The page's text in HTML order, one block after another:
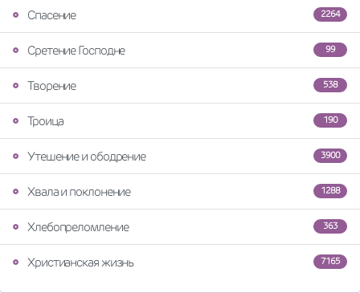
2264
Спасение
99
Сретение Господне
538
Творение
190
Троица
3900
Утешение и ободрение
1288
Хвала и поклонение
363
Хлебопреломление
7165
Христианская жизнь